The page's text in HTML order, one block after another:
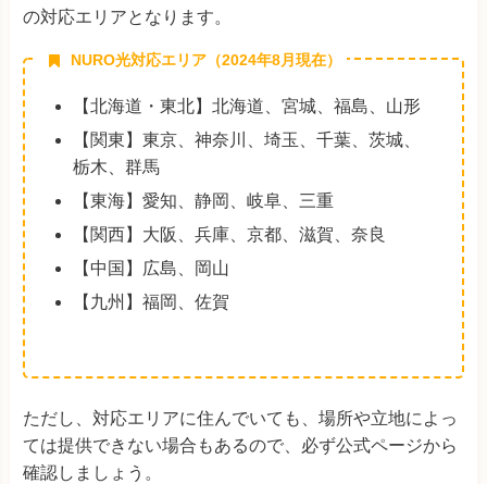
の対応エリアとなります。
NURO光対応エリア（2024年8月 現在）
【北海道・東北】北海道、宮城、福島、山形
【関東】東京、神奈川、埼玉、千葉、茨城、
栃木、群馬
【東海】愛知、静岡、岐阜、三重
【関西】大阪、兵庫、京都、滋賀、奈良
【中国】広島、岡山
【九州】福岡、佐賀
ただし、対応エリアに住んでいても、場所や立地によっ
ては提供できない場合もあるので、必ず公式ページから
確認しましょう。